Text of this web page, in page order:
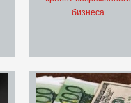
бизнеса